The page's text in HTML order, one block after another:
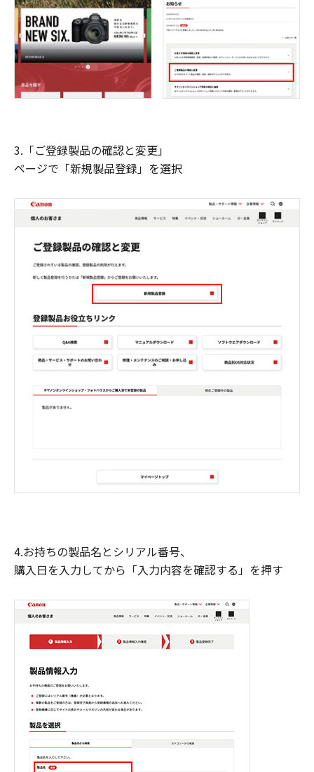
3.「ご登録製品の確認と変更」
ページで「新規製品登録」を選択
4.お持ちの製品名とシリアル番号、
購入日を入力してから「入力内容を確認する」を押す